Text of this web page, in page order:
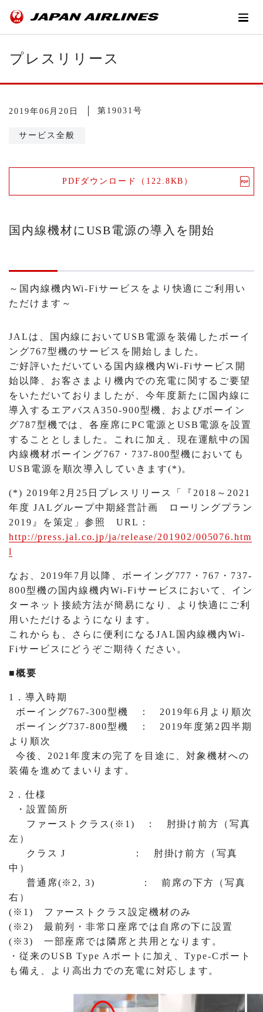
プレスリリース
2019年06月20日 第19031号
サービス全般
PDFダウンロード（122.8KB）
国内線機材にUSB電源の導入を開始
～国内線機内Wi-Fiサービスをより快適にご利用い
ただけます～
JALは、国内線においてUSB電源を装備したボーイ
ング767型機のサービスを開始しました。
ご好評いただいている国内線機内Wi-Fiサービス開
始以降、お客さまより機内での充電に関するご要望
をいただいておりましたが、今年度新たに国内線に
導入するエアバスA350-900型機、およびボーイン
グ787型機では、各座席にPC電源とUSB電源を設置
することとしました。これに加え、現在運航中の国
内線機材ボーイング767・737-800型機においても
USB電源を順次導入していきます(*)。
(*) 2019年2月25日プレスリリース「『2018～2021
年度 JALグループ中期経営計画 ローリングプラン
2019』を策定」参照 URL：
http://press.jal.co.jp/ja/release/201902/005076.htm
l
なお、2019年7月以降、ボーイング777・767・737-
800型機の国内線機内Wi-Fiサービスにおいて、イン
ターネット接続方法が簡易になり、より快適にご利
用いただけるようになります。
これからも、さらに便利になるJAL国内線機内Wi-
Fiサービスにどうぞご期待ください。
■概要
1．導入時期
ボーイング767-300型機 ： 2019年6月より順次
ボーイング737-800型機 ： 2019年度第2四半期
より順次
今後、2021年度末の完了を目途に、対象機材への
装備を進めてまいります。
2．仕様
・設置箇所
ファーストクラス(※1) ： 肘掛け前方（写真
左）
クラス J ： 肘掛け前方（写真
中）
普通席(※2, 3) ： 前席の下方（写真
右）
(※1) ファーストクラス設定機材のみ
(※2) 最前列・非常口座席では自席の下に設置
(※3) 一部座席では隣席と共用となります。
・従来のUSB Type Aポートに加え、Type-Cポート
も備え、より高出力での充電に対応します。